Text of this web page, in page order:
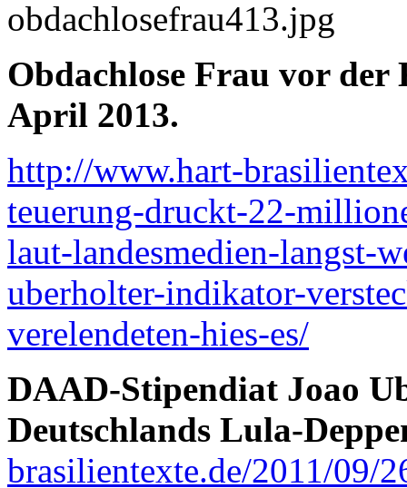
Obdachlose Frau vor der
April 2013.
http://www.hart-
teuerung-druckt-22-
laut-landesmedien-langst-
uberholter-indikator-
verelendeten-hies-es/
DAAD-Stipendiat Joao
Deutschlands Lula-
brasilientexte.de/2011/09/